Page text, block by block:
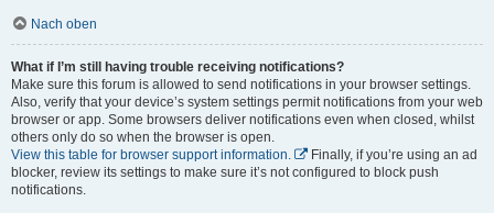
Nach oben
What if I’m still having trouble receiving notifications?
Make sure this forum is allowed to send notifications in your browser settings.
Also, verify that your device’s system settings permit notifications from your web
browser or app. Some browsers deliver notifications even when closed, whilst
others only do so when the browser is open.
View this table for browser support information.
Finally, if you’re using an ad
blocker, review its settings to make sure it’s not configured to block push
notifications.